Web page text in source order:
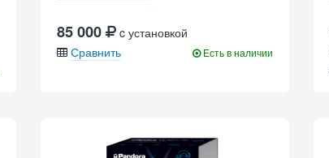
85 000
c установкой
Сравнить
Есть в наличии